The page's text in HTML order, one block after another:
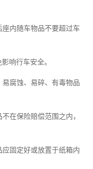
内随车物品不要超过车
响行车安全。
腐蚀、易碎、有毒物品
在保险赔偿范围之内，
固定好或放置于纸箱内